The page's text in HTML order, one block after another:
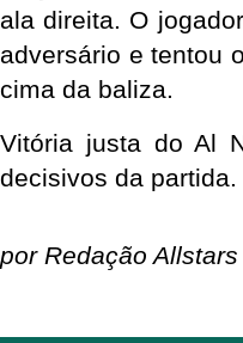
ala direita. O
adversário e tentou
cima da baliza.
Vitória justa do Al
decisivos da partida.
por Redação Allstars